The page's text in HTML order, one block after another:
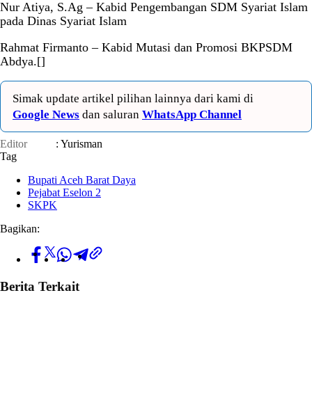
Nur Atiya, S.Ag – Kabid Pengembangan SDM Syariat Islam
pada Dinas Syariat Islam
Rahmat Firmanto – Kabid Mutasi dan Promosi BKPSDM
Abdya.[]
Simak update artikel pilihan lainnya dari kami di
Google News dan saluran WhatsApp Channel
Editor
: Yurisman
Tag
Bupati Aceh Barat Daya
Pejabat Eselon 2
SKPK
Bagikan:
Berita Terkait